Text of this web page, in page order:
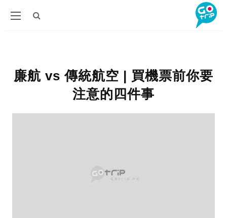
廉航 vs 傳統航空 | 買機票前你要
注意的四件事